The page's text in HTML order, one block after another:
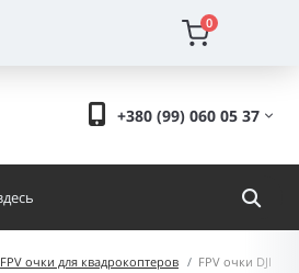
0
+380 (99) 060 05 37
FPV очки для квадрокоптеров FPV очки DJI